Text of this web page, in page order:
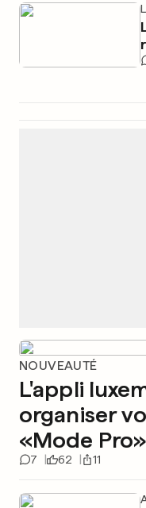
NOUVEAUTÉ
L'appli
organiser
«Mode Pro»
7 62 11